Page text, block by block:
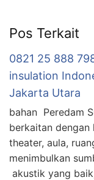
Pos Terkait
0821 25 888
insulation
Jakarta Utara
bahan Peredam
berkaitan
theater, aula,
menimbulkan
akustik yang